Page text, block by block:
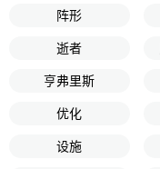
阵形
逝者
亨弗里斯
优化
设施